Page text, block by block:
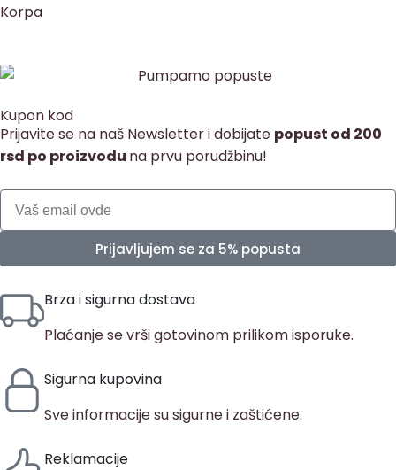
Korpa
Kupon kod
Prijavite se na naš Newsletter i dobijate popust od 200
rsd po proizvodu na prvu porudžbinu!
Prijavljujem se za 5% popusta
Brza i sigurna dostava
Plaćanje se vrši gotovinom prilikom isporuke.
Sigurna kupovina
Sve informacije su sigurne i zaštićene.
Reklamacije